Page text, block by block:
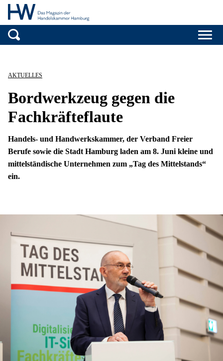
Handelskammer
AKTUELLES
Bordwerkzeug gegen die
Fachkräfteflaute
Handels- und Handwerkskammer, der Verband Freier
Berufe sowie die Stadt Hamburg laden am 8. Juni kleine und
mittelständische Unternehmen zum „Tag des Mittelstands“
ein.